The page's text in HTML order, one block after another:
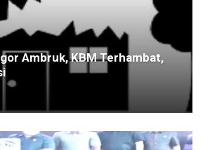
Ambruk, KBM Terhambat,